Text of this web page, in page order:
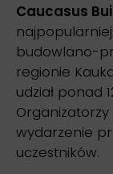
Caucasus
budowlano-
regionie
udział ponad
wydarzenie
uczestników.